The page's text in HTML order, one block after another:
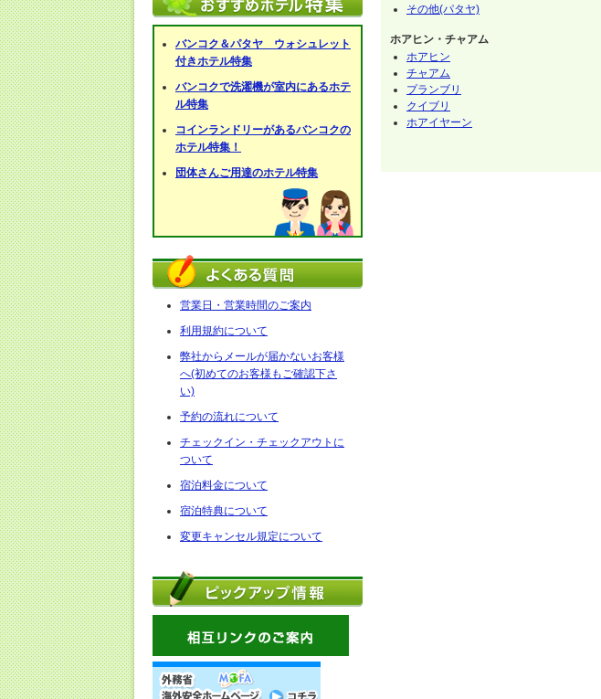
バンコク＆パタヤ ウォシュレット
付きホテル特集
バンコクで洗濯機が室内にあるホテ
ル特集
コインランドリーがあるバンコクの
ホテル特集！
団体さんご用達のホテル特集
営業日・営業時間のご案内
利用規約について
弊社からメールが届かないお客様
へ(初めてのお客様もご確認下さ
い)
予約の流れについて
チェックイン・チェックアウトに
ついて
宿泊料金について
宿泊特典について
変更キャンセル規定について
その他(パタヤ)
ホアヒン・チャアム
ホアヒン
チャアム
プランブリ
クイブリ
ホアイヤーン